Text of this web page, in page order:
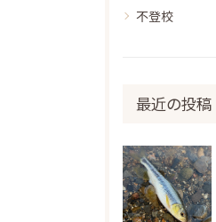
不登校
最近の投稿